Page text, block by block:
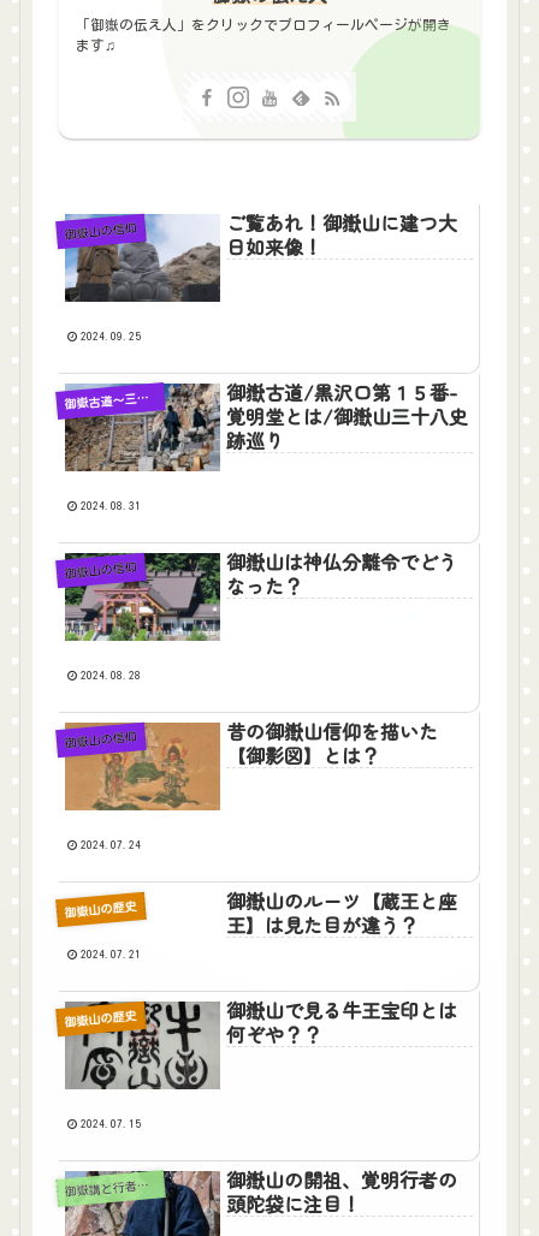
「御嶽の伝え人」をクリックでプロフィールページが開き
ます♫
御嶽山の信仰
ご覧あれ！御嶽山に建つ大
日如来像！
2024.09.25
御嶽古道〜三十八史跡巡り
御嶽古道/黒沢口第１５番-
覚明堂とは/御嶽山三十八史
跡巡り
2024.08.31
御嶽山の信仰
御嶽山は神仏分離令でどう
なった？
2024.08.28
御嶽山の信仰
昔の御嶽山信仰を描いた
【御影図】とは？
2024.07.24
御嶽山の歴史
御嶽山のルーツ【蔵王と座
王】は見た目が違う？
2024.07.21
御嶽山の歴史
御嶽山で見る牛王宝印とは
何ぞや？？
2024.07.15
御
嶽講と行者たち
御嶽山の開祖、覚明行者の
頭陀袋に注目！